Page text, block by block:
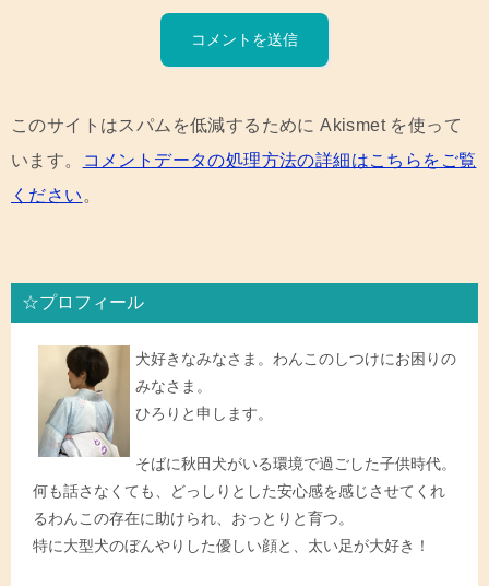
このサイトはスパムを低減するために Akismet を使って
います。
コメントデータの処理方法の詳細はこちらをご覧
ください。
☆プロフィール
犬好きなみなさま。わんこのしつけにお困りの
みなさま。
ひろりと申します。
そばに秋田犬がいる環境で過ごした子供時代。
何も話さなくても、どっしりとした安心感を感じさせてくれ
るわんこの存在に助けられ、おっとりと育つ。
特に大型犬のぼんやりした優しい顔と、太い足が大好き！